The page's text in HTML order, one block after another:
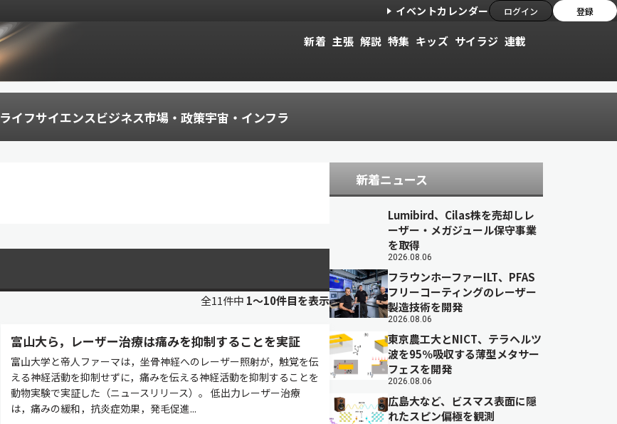
イベントカレンダー ログイン 登録
新着 主張 解説 特集 キッズ サイラジ 連載
ライフサイエンスビジネス市場・政策宇宙・インフラ
全11件中 1〜10件目を表示
富山大ら，レーザー治療は痛みを抑制することを実証
富山大学と帝人ファーマは，坐骨神経へのレーザー照射が，触覚を伝
える神経活動を抑制せずに，痛みを伝える神経活動を抑制することを
動物実験で実証した（ニュースリリース）。 低出力レーザー治療
は，痛みの緩和，抗炎症効果，発毛促進...
新着ニュース
Lumibird、Cilas株を売却しレ
ーザー・メガジュール保守事業
を取得
2026.08.06
フラウンホーファーILT、PFAS
フリーコーティングのレーザー
製造技術を開発
2026.08.06
東京農工大とNICT、テラヘルツ
波を95％吸収する薄型メタサー
フェスを開発
2026.08.06
広島大など、ビスマス表面に隠
れたスピン偏極を観測